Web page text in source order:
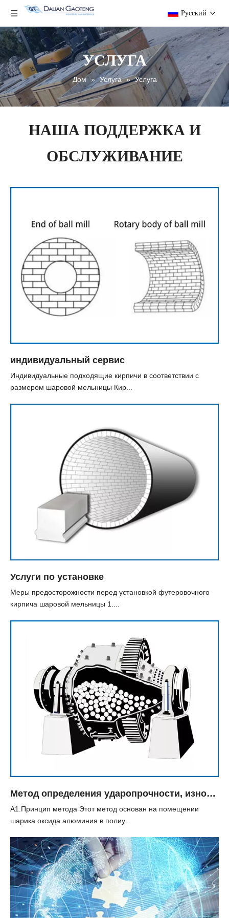
Pусский
УСЛУГА
Дом » Услуга » Услуга
НАША ПОДДЕРЖКА И
ОБСЛУЖИВАНИЕ
индивидуальный сервис
Индивидуальные подходящие кирпичи в соответствии с
размером шаровой мельницы Кир...
Услуги по установке
Меры предосторожности перед установкой футеровочного
кирпича шаровой мельницы 1....
Метод определения ударопрочности, износостойкости и сопротивления разрыву глиноземного шарика
А1.Принцип метода Этот метод основан на помещении
шарика оксида алюминия в полиу...